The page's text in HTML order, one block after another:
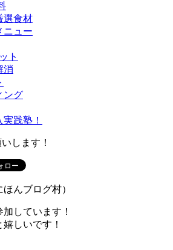
選食材
ニュー
ト
消
ング
践塾！
します！
んブログ村）
しています！
しいです！